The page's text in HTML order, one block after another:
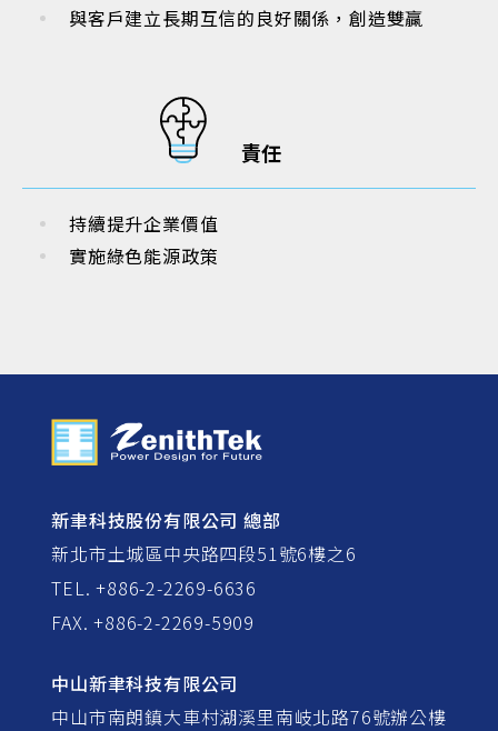
與客戶建立長期互信的良好關係，創造雙贏
責任
持續提升企業價值
實施綠色能源政策
新聿科技股份有限公司 總部
新北市土城區中央路四段51號6樓之6
TEL. +886-2-2269-6636
FAX. +886-2-2269-5909
中山新聿科技有限公司
中山市南朗鎮大車村湖溪里南岐北路76號辦公樓